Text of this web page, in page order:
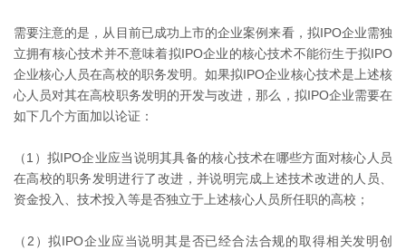
需要注意的是，从目前已成功上市的企业案例来看，拟IPO企业需独
立拥有核心技术并不意味着拟IPO企业的核心技术不能衍生于拟IPO
企业核心人员在高校的职务发明。如果拟IPO企业核心技术是上述核
心人员对其在高校职务发明的开发与改进，那么，拟IPO企业需要在
如下几个方面加以论证：
（1）拟IPO企业应当说明其具备的核心技术在哪些方面对核心人员
在高校的职务发明进行了改进，并说明完成上述技术改进的人员、
资金投入、技术投入等是否独立于上述核心人员所任职的高校；
（2）拟IPO企业应当说明其是否已经合法合规的取得相关发明创